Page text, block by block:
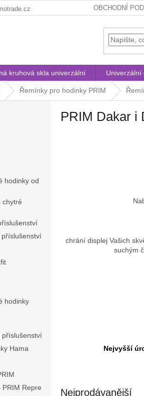
OBCHODNÍ
kruhová skla univerzální Univerzální
Řemínky pro hodinky PRIM
hodinky od
chytré
příslušenství
hodinky
příslušenství
Hama
Repre
PRIM Dakar i
chrání displej Vašich
suchým
Nejvyšší
Nejprodávanější